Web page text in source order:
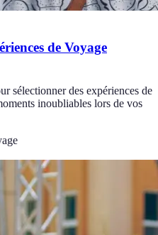
de Voyage
sélectionner des expériences de
inoubliables lors de vos